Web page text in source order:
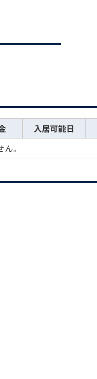
入居可能日
。